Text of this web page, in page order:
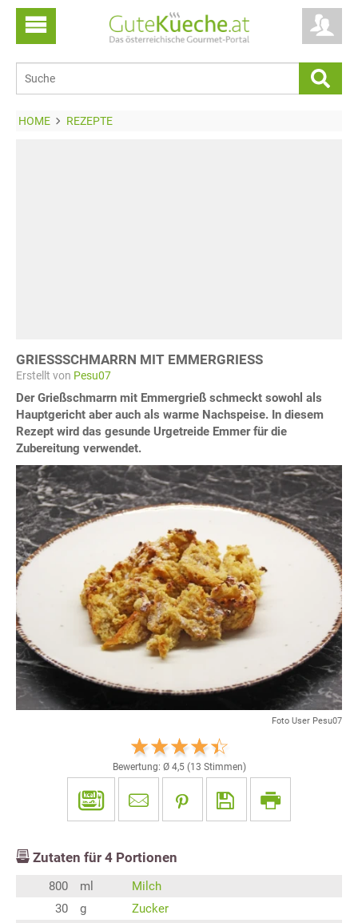
HOME REZEPTE
GRIESSSCHMARRN MIT EMMERGRIESS
Erstellt von Pesu07
Der Grießschmarrn mit Emmergrieß schmeckt sowohl als
Hauptgericht aber auch als warme Nachspeise. In diesem
Rezept wird das gesunde Urgetreide Emmer für die
Zubereitung verwendet.
Foto User Pesu07
Bewertung: Ø 4,5(13 Stimmen)
Zutaten für 4 Portionen
800 ml
Milch
30
g
Zucker